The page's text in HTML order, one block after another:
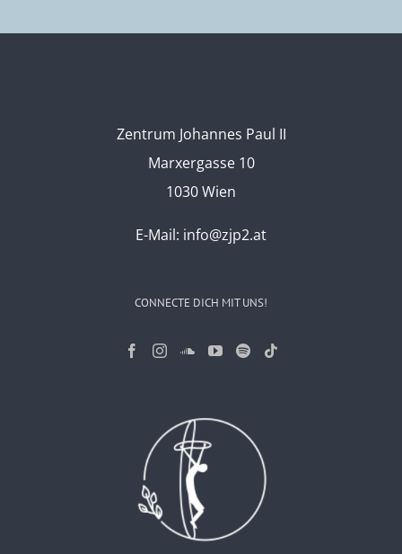
Zentrum Johannes Paul II
Marxergasse 10
1030 Wien
E-Mail: info@zjp2.at
CONNECTE DICH MIT UNS!